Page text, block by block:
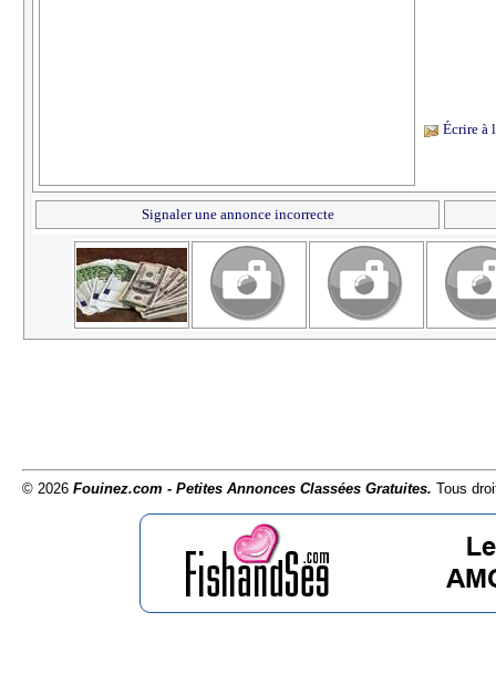
Écrire à
Signaler une annonce incorrecte
© 2026 Fouinez.com - Petites Annonces Classées Gratuites. Tous